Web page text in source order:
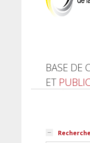
BASE DE
ET
Recherche